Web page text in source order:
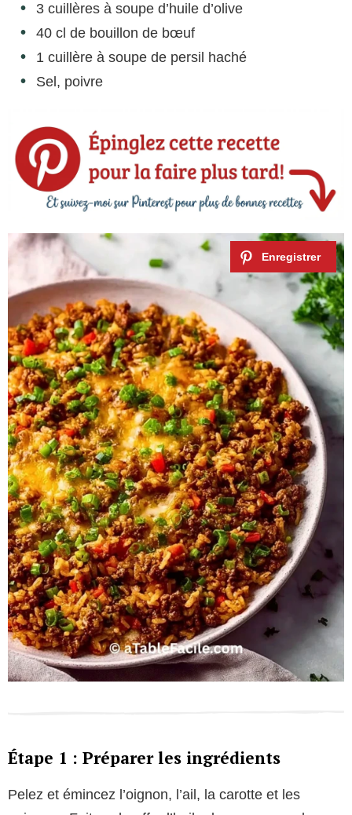
3 cuillères à soupe d’huile d’olive
40 cl de bouillon de bœuf
1 cuillère à soupe de persil haché
Sel, poivre
Étape 1 : Préparer les ingrédients
Pelez et émincez l’oignon, l’ail, la carotte et les